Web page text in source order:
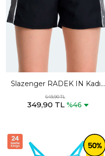
Slazenger RADEK IN Kadın
Cepli Deniz Şortu Siyah
Mayo
649,90 TL
349,90 TL %46